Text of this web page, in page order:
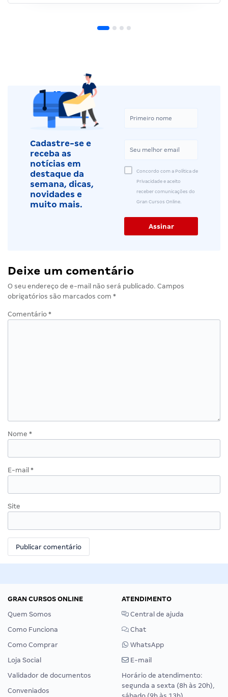
Cadastre-se e
receba as
notícias em
destaque da
semana, dicas,
novidades e
muito mais.
Concordo com a Política de
Privacidade e aceito
receber comunicações do
Gran Cursos Online.
Deixe um comentário
O seu endereço de e-mail não será publicado. Campos
obrigatórios são marcados com *
Comentário *
Nome *
E-mail *
Site
GRAN CURSOS ONLINE
Quem Somos
Como Funciona
Como Comprar
Loja Social
Validador de documentos
Conveniados
ATENDIMENTO
Central de ajuda
Chat
WhatsApp
E-mail
Horário de atendimento:
segunda a sexta (8h às 20h),